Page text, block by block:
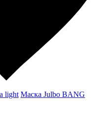
Маска Julbo BANG